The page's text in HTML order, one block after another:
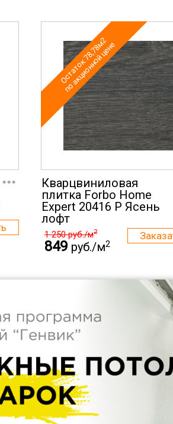
...
Остаток 78,78м2
по акционной цене
Кварцвиниловая
плитка Forbo Home
Expert 20416 P Ясень
лофт
1 250руб./м2
849 руб./м2